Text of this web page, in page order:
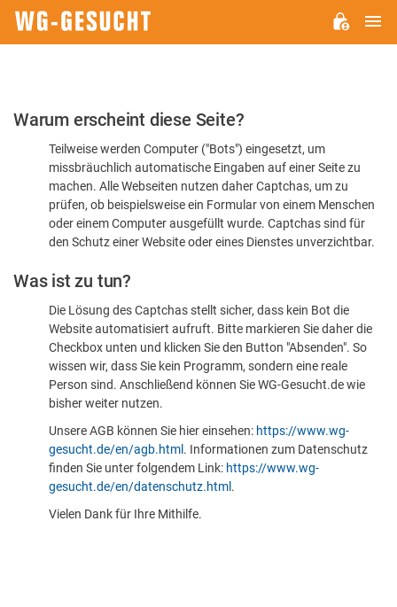
Bitte
dass
sind
Warum erscheint diese Seite?
Teilweise werden Computer ("Bots") eingesetzt, um
missbräuchlich automatische Eingaben auf einer Seite zu
machen. Alle Webseiten nutzen daher Captchas, um zu
prüfen, ob beispielsweise ein Formular von einem Menschen
oder einem Computer ausgefüllt wurde. Captchas sind für
den Schutz einer Website oder eines Dienstes unverzichtbar.
Was ist zu tun?
Die Lösung des Captchas stellt sicher, dass kein Bot die
Website automatisiert aufruft. Bitte markieren Sie daher die
Checkbox unten und klicken Sie den Button "Absenden". So
wissen wir, dass Sie kein Programm, sondern eine reale
Person sind. Anschließend können Sie WG-Gesucht.de wie
bisher weiter nutzen.
Unsere AGB können Sie hier einsehen: https://www.wg-
gesucht.de/en/agb.html . Informationen zum Datenschutz
finden Sie unter folgendem Link: https://www.wg-
gesucht.de/en/datenschutz.html .
Vielen Dank für Ihre Mithilfe.